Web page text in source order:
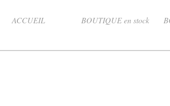
ACCUEIL BOUTIQUE en stock